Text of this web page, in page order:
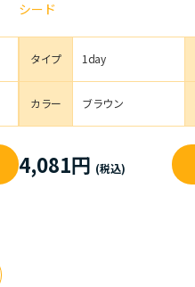
シード
タイプ 1day
カラー ブラウン
4,081円